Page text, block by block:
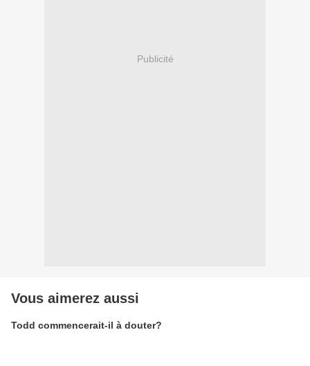
Publicité
Vous aimerez aussi
Todd commencerait-il à douter?